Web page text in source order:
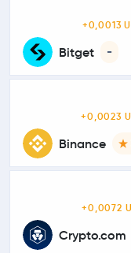
Bitget -
+0,0013
Binance
+0,0023
Crypto.com
+0,0072